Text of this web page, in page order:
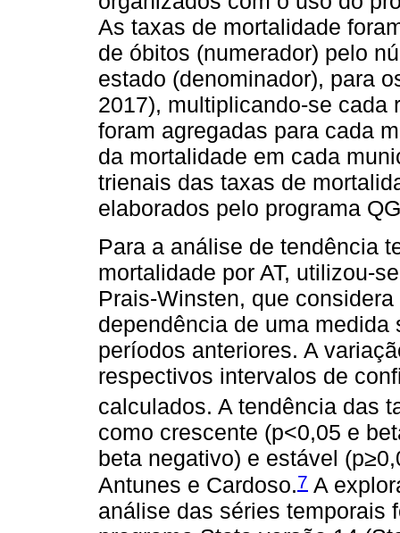
As taxas de mortalidade
de óbitos (numerador) pelo
estado (denominador), para
2017), multiplicando-se cada
foram agregadas para cada
da mortalidade em cada
trienais das taxas de
elaborados pelo programa
Para a análise de tendência
mortalidade por AT, utilizou-
Prais-Winsten, que
dependência de uma
períodos anteriores. A
respectivos intervalos de
calculados. A tendência das
como crescente (p<0,05 e
beta negativo) e estável
Antunes e Cardoso.7 A
análise das séries temporais